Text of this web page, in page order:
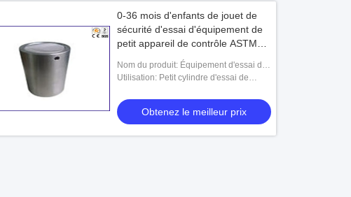
0-36 mois d'enfants de jouet de
sécurité d'essai d'équipement de
petit appareil de contrôle ASTM
F963 EN-71 d'objet
Nom du produit: Équipement d'essai de
jouets
Utilisation: Petit cylindre d'essai de
Obtenez le meilleur prix